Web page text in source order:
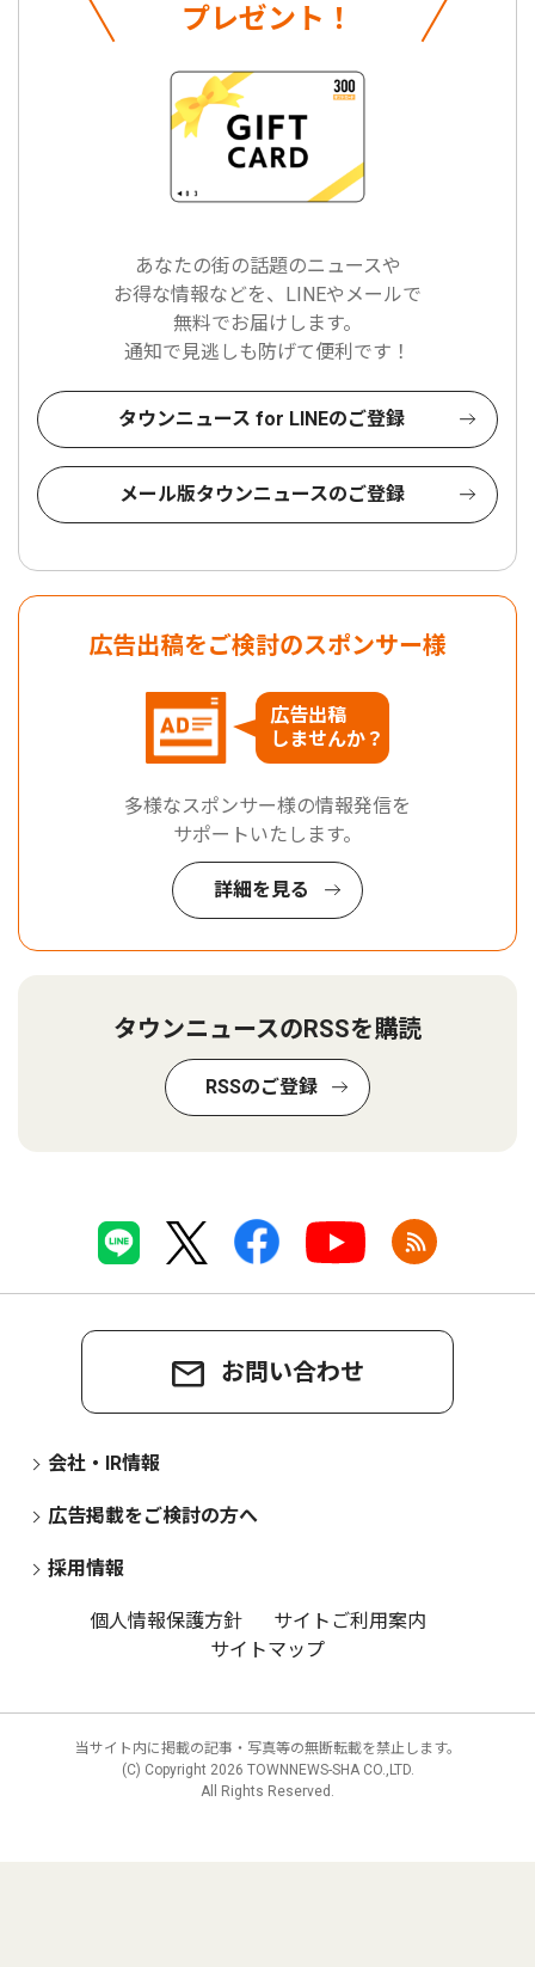
プレゼント！
あなたの街の話題のニュースや
お得な情報などを、LINEやメールで
無料でお届けします。
通知で見逃しも防げて便利です！
タウンニュース for LINEのご登録
メール版タウンニュースのご登録
広告出稿をご検討のスポンサー様
広告出稿
しませんか？
多様なスポンサー様の情報発信を
サポートいたします。
詳細を見る
タウンニュースのRSSを購読
RSSのご登録
お問い合わせ
会社・IR情報
広告掲載をご検討の方へ
採用情報
個人情報保護方針
サイトご利用案内
サイトマップ
当サイト内に掲載の記事・写真等の無断転載を禁止します。
(C) Copyright 2026 TOWNNEWS-SHA CO.,LTD.
All Rights Reserved.